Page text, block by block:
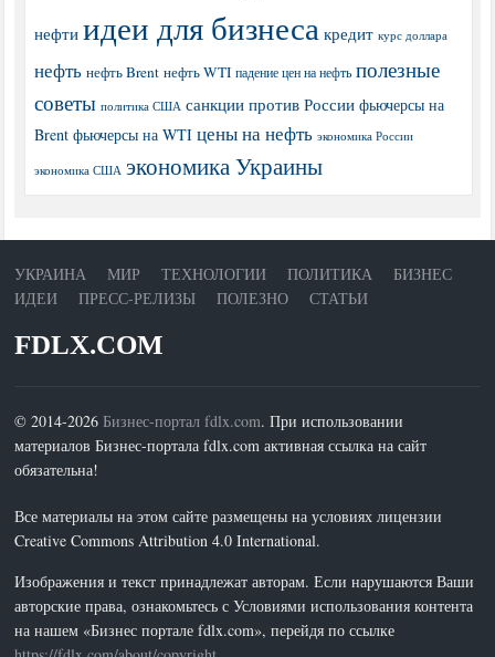
нефти идеи для бизнеса кредит курс доллара
нефть нефть Brent нефть WTI падение цен на нефть полезные
советы политика США санкции против России фьючерсы на
Brent фьючерсы на WTI цены на нефть экономика России
экономика США экономика Украины
УКРАИНА МИР ТЕХНОЛОГИИ ПОЛИТИКА
БИЗНЕС
ИДЕИ
ПРЕСС-РЕЛИЗЫ ПОЛЕЗНО СТАТЬИ
FDLX.COM
© 2014-2026 Бизнес-портал fdlx.com. При использовании
материалов Бизнес-портала fdlx.com активная ссылка на сайт
обязательна!
Все материалы на этом сайте размещены на условиях лицензии
Creative Commons Attribution 4.0 International.
Изображения и текст принадлежат авторам. Если нарушаются Ваши
авторские права, ознакомьтесь с Условиями использования контента
на нашем «Бизнес портале fdlx.com», перейдя по ссылке